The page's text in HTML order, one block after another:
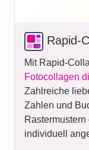
Rapid-
Mit Rapid-
Fotocollagen
Zahlreiche
Zahlen und
individuell